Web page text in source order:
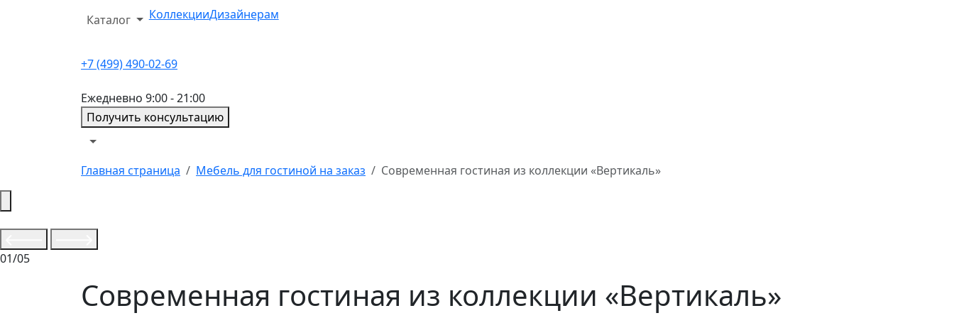
Каталог КоллекцииДизайнерам
+7 (499) 490-02-69
Ежедневно 9:00 - 21:00
Получить консультацию
Главная страница Мебель для гостиной на заказ Современная гостиная из коллекции «Вертикаль»
01/05
Современная гостиная из коллекции «Вертикаль»